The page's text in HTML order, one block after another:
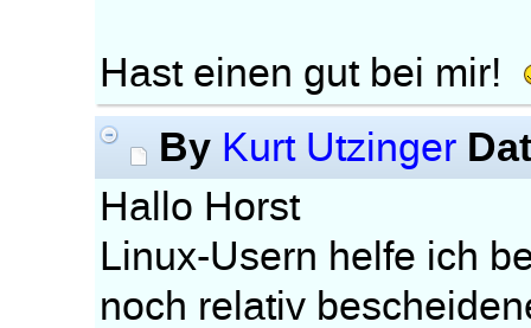
Hast einen gut bei mir!
By Kurt Utzinger
Hallo Horst
Linux-Usern helfe ich
noch relativ